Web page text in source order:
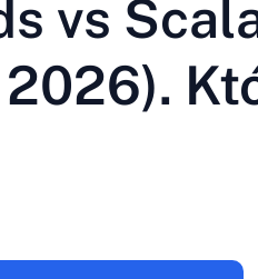
LV - Latviešu
vs